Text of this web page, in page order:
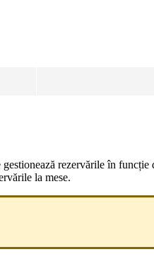
rezervările în
la mese.